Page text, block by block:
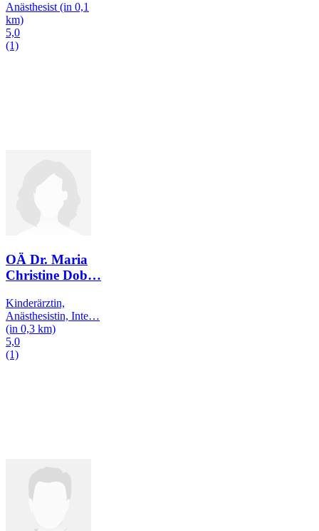
Anästhesist (in 0,1
km)
5,0
(1)
OÄ Dr. Maria
Christine Dob…
Kinderärztin,
Anästhesistin, Inte…
(in 0,3 km)
5,0
(1)